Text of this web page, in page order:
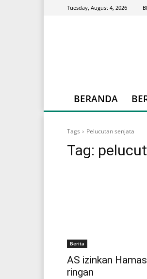
Tuesday, August 4, 2026
BERANDA
Tags Pelucutan senjata
Tag:
Berita
AS izinkan
ringan